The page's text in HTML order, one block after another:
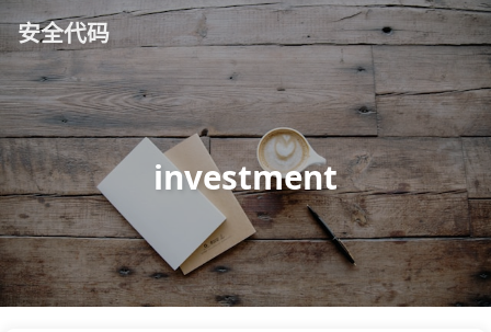
安全代码
investment